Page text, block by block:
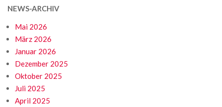
NEWS-ARCHIV
Mai 2026
März 2026
Januar 2026
Dezember 2025
Oktober 2025
Juli 2025
April 2025